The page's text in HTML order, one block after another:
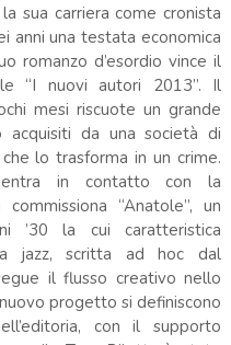
sua carriera come cronista
anni una testata economica
romanzo d’esordio vince il
“I nuovi autori 2013”. Il
mesi riscuote un grande
da una società di
lo trasforma in un crime.
in contatto con la
“Anatole”, un
’30 la cui caratteristica
jazz, scritta ad hoc dal
il flusso creativo nello
progetto si definiscono
con il supporto